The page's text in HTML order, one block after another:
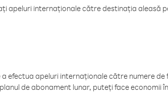
apeluri internaționale către destinația aleasă
efectua apeluri internaționale către numere de
de abonament lunar, puteți face economii